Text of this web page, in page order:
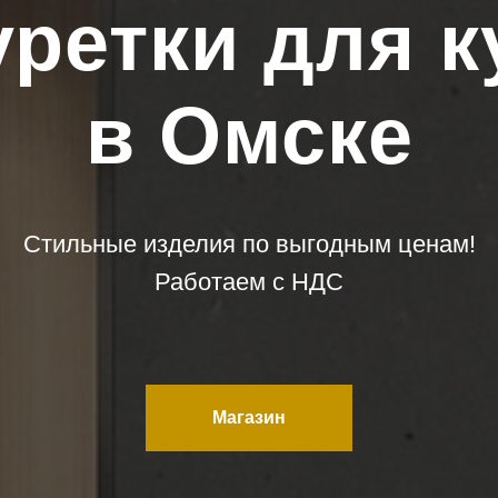
для
в Омске
Стильные изделия по выгодным ценам!
Работаем с НДС
Магазин